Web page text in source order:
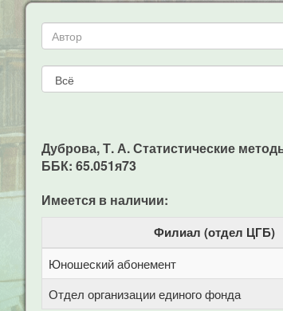
Дуброва, Т. А. Статистические
ББК: 65.051я73
Имеется в наличии:
Филиал (отдел ЦГБ)
Юношеский абонемент
Отдел организации единого фонда